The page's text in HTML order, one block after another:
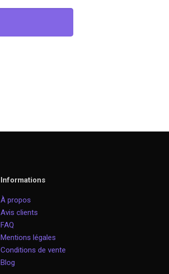
Informations
À propos
Avis clients
FAQ
Mentions légales
Conditions de vente
Blog